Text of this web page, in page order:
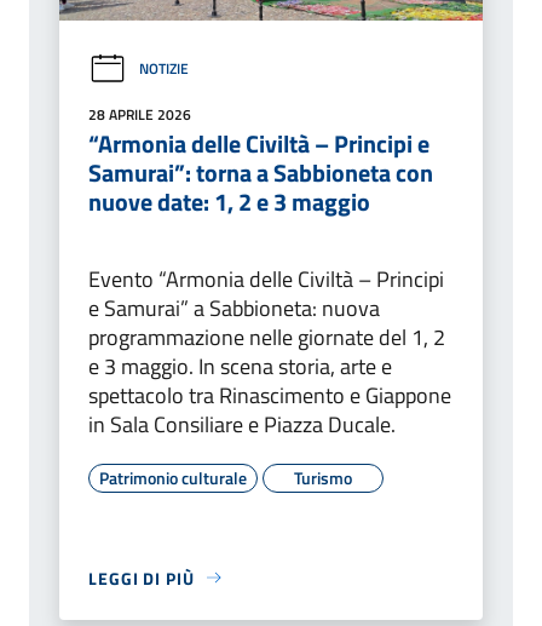
NOTIZIE
28 APRILE 2026
“Armonia delle Civiltà – Principi e
Samurai”: torna a Sabbioneta con
nuove date: 1, 2 e 3 maggio
Evento “Armonia delle Civiltà – Principi
e Samurai” a Sabbioneta: nuova
programmazione nelle giornate del 1, 2
e 3 maggio. In scena storia, arte e
spettacolo tra Rinascimento e Giappone
in Sala Consiliare e Piazza Ducale.
Patrimonio culturale Turismo
LEGGI DI PIÙ